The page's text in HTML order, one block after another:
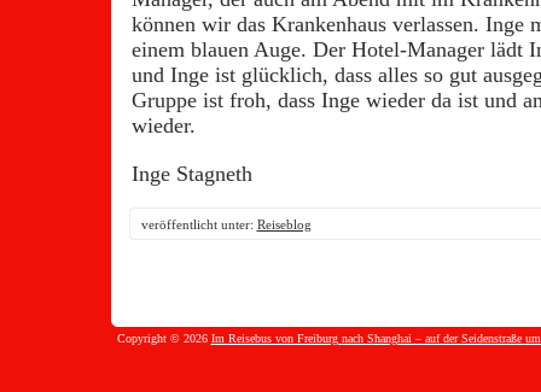
können wir das Krankenhaus verlassen. Inge
einem blauen Auge. Der Hotel-Manager lädt
und Inge ist glücklich, dass alles so gut
Gruppe ist froh, dass Inge wieder da ist und
wieder.
Inge Stagneth
veröffentlicht unter: Reiseblog
Copyright © 2026 Im Reisebus von Freiburg nach Shanghai – auf der Seidenstraße